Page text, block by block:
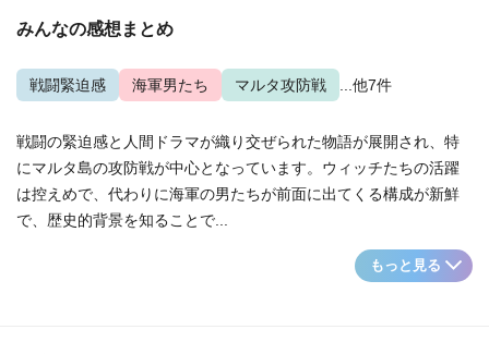
みんなの感想まとめ
戦闘緊迫感 海軍男たち マルタ攻防戦 ...他7件
戦闘の緊迫感と人間ドラマが織り交ぜられた物語が展開され、特
にマルタ島の攻防戦が中心となっています。ウィッチたちの活躍
は控えめで、代わりに海軍の男たちが前面に出てくる構成が新鮮
で、歴史的背景を知ることで...
もっと見る